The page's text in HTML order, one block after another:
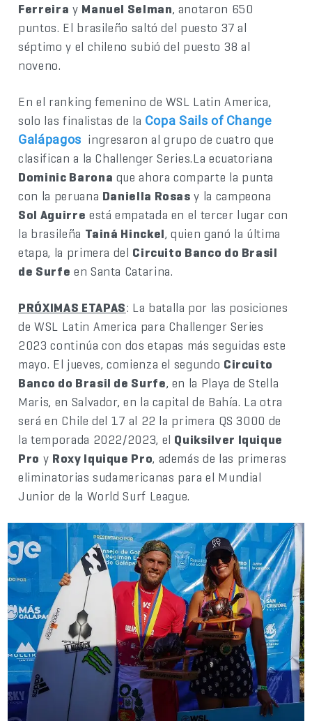
Ferreira y Manuel Selman, anotaron 650
puntos. El brasileño saltó del puesto 37 al
séptimo y el chileno subió del puesto 38 al
noveno.
En el ranking femenino de WSL Latin America,
solo las finalistas de la Copa Sails of Change
Galápagos ingresaron al grupo de cuatro que
clasifican a la Challenger Series.La ecuatoriana
Dominic Barona que ahora comparte la punta
con la peruana Daniella Rosas y la campeona
Sol Aguirre está empatada en el tercer lugar con
la brasileña Tainá Hinckel, quien ganó la última
etapa, la primera del Circuito Banco do Brasil
de Surfe en Santa Catarina.
PRÓXIMAS ETAPAS: La batalla por las posiciones
de WSL Latin America para Challenger Series
2023 continúa con dos etapas más seguidas este
mayo. El jueves, comienza el segundo Circuito
Banco do Brasil de Surfe, en la Playa de Stella
Maris, en Salvador, en la capital de Bahía. La otra
será en Chile del 17 al 22 la primera QS 3000 de
la temporada 2022/2023, el Quiksilver Iquique
Pro y Roxy Iquique Pro, además de las primeras
eliminatorias sudamericanas para el Mundial
Junior de la World Surf League.